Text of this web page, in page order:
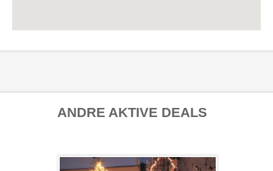
ANDRE AKTIVE DEALS